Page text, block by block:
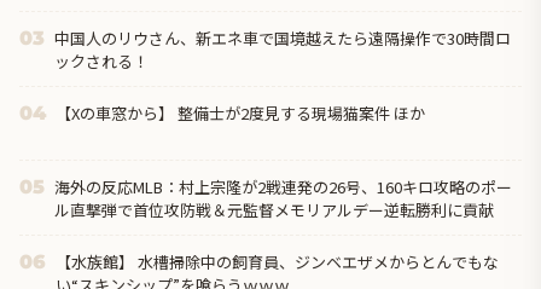
03 中国人のリウさん、新エネ車で国境越えたら遠隔操作で30時間ロ
ックされる！
04 【Xの車窓から】 整備士が2度見する現場猫案件 ほか
05 海外の反応MLB：村上宗隆が2戦連発の26号、160キロ攻略のポー
ル直撃弾で首位攻防戦＆元監督メモリアルデー逆転勝利に貢献
06
【水族館】 水槽掃除中の飼育員、ジンベエザメからとんでもな